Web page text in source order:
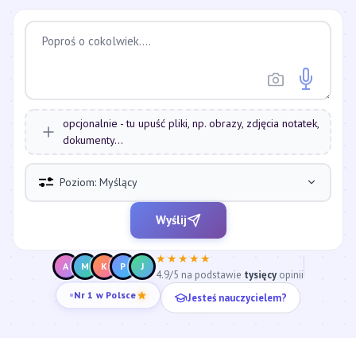
opcjonalnie - tu upuść pliki, np. obrazy, zdjęcia notatek,
dokumenty...
Poziom: Myślący
Wyślij
A M K P J
★★★★★
4.9/5 na podstawie tysięcyopinii
Nr 1 w Polsce Jesteś nauczycielem?